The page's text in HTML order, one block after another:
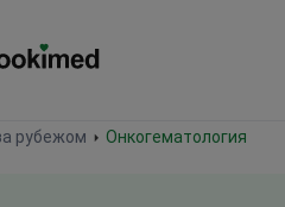
рубежом Онкогематология